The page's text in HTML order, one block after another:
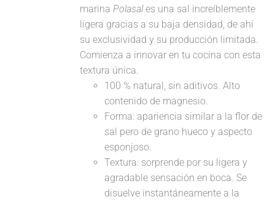
marinaPolasales una sal increíblemente
ligera gracias a su baja densidad, de ahí
su exclusividad y su producción limitada.
Comienza a innovar en tu cocina con esta
textura única.
100 % natural, sin aditivos. Alto
contenido de magnesio.
Forma: apariencia similar a la flor de
sal pero de grano hueco y aspecto
esponjoso.
Textura: sorprende por su ligera y
agradable sensación en boca. Se
disuelve instantáneamente a la